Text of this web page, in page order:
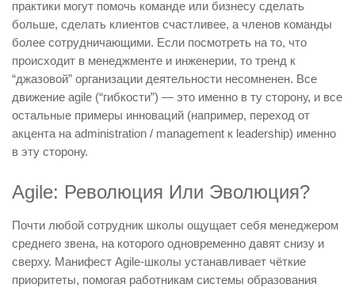
практики могут помочь команде или бизнесу сделать
больше, сделать клиентов счастливее, а членов команды
более сотрудничающими. Если посмотреть на то, что
происходит в менеджменте и инженерии, то тренд к
“джазовой” организации деятельности несомненен. Все
движение agile (“гибкости”) — это именно в ту сторону, и все
остальные примеры инноваций (например, переход от
акцента на administration / management к leadership) именно
в эту сторону.
Agile: Революция Или Эволюция?
Почти любой сотрудник школы ощущает себя менеджером
среднего звена, на которого одновременно давят снизу и
сверху. Манифест Agile-школы устанавливает чёткие
приоритеты, помогая работникам системы образования